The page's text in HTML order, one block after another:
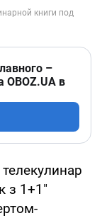
–
OBOZ.UA в
з 1+1"